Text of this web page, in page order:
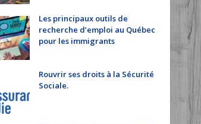
Les principaux outils de
recherche d’emploi au Québec
pour les immigrants
Rouvrir ses droits à la Sécurité
Sociale.